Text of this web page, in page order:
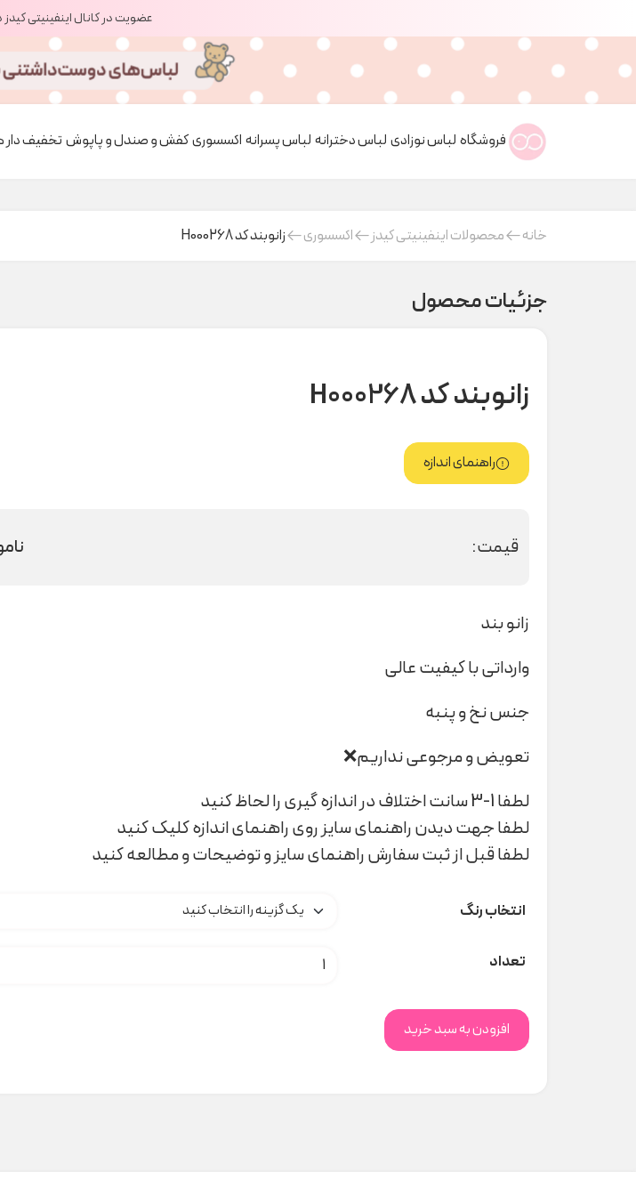
عضویت در کانال اینفینیتی کیدز
فروشگاه لباس نوزادی لباس دخترانه لباس پسرانه اکسسوریکفش و صندل و پاپوش تخفیف دار
خانه محصولات اینفینیتی کیدز اکسسوری زانوبند کد H000268
جزئیات محصول
زانوبند کد H000268
راهنمای اندازه
قیمت:
زانو بند
وارداتی با کیفیت عالی
جنس نخ و پنبه
تعویض و مرجوعی نداریم❌
لطفا 1-3 سانت اختلاف در اندازه گیری را لحاظ کنید
لطفا جهت دیدن راهنمای سایز روی راهنمای اندازه کلیک کنید
لطفا قبل از ثبت سفارش راهنمای سایز و توضیحات و مطالعه کنید
انتخاب رنگ
تعداد زانوبند کد H000268 عدد
افزودن به سبد خرید